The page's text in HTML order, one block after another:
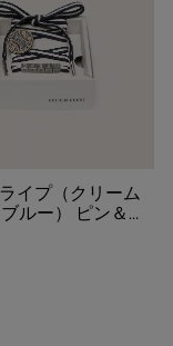
ライプ（クリーム
ルー） ピン＆シ